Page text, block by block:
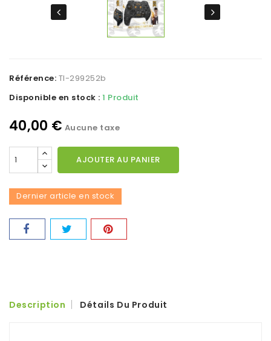
Référence: TI-299252b
Disponible en stock : 1 Produit
40,00 € Aucune taxe
AJOUTER AU PANIER
Dernier article en stock
Description Détails Du Produit